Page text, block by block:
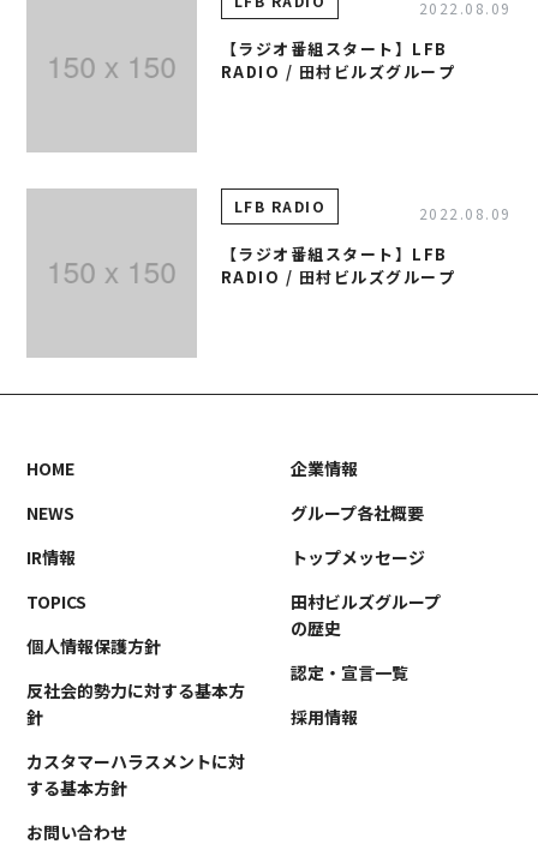
メディア実績
2022.08.09
【ラジオ番組スタート】LFB
RADIO / 田村ビルズグループ
LFB RADIO 2022.08.09
【ラジオ番組スタート】LFB
RADIO / 田村ビルズグループ
HOME
NEWS
IR情報
TOPICS
個人情報保護方針
反社会的勢力に対する基本方
針
カスタマーハラスメントに対
する基本方針
お問い合わせ
企業情報
グループ各社概要
トップメッセージ
田村ビルズグループ
の歴史
認定・宣言一覧
採用情報